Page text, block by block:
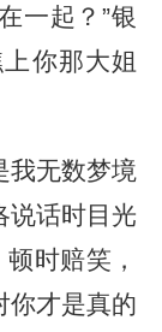
一起？”银
你那大姐
我无数梦境
说话时目光
时赔笑，
你才是真的